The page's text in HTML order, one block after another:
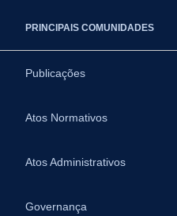
PRINCIPAIS COMUNIDADES
Publicações
Atos Normativos
Atos Administrativos
Governança